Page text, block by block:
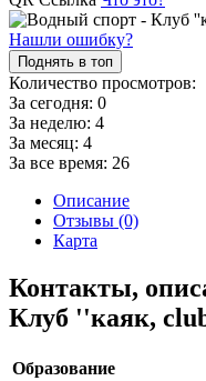
Нашли ошибку?
Поднять в топ
Количество просмотров:
За сегодня: 0
За неделю: 4
За месяц: 4
За все время: 26
Описание
Отзывы (0)
Карта
Контакты,
Клуб ''каяк,
Образование